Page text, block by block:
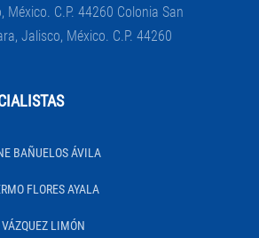
México. C.P. 44260 Colonia San
Jalisco, México. C.P. 44260
BAÑUELOS ÁVILA
FLORES AYALA
LIMÓN